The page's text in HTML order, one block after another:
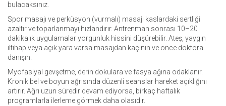
bulacaksınız.
Spor masajı ve perküsyon (vurmalı) masajı kaslardaki sertliği
azaltır ve toparlanmayı hızlandırır. Antrenman sonrası 10–20
dakikalık uygulamalar yorgunluk hissini düşürebilir. Ateş, yaygın
iltihap veya açık yara varsa masajdan kaçının ve önce doktora
danışın.
Myofasiyal gevşetme, derin dokulara ve fasya ağına odaklanır.
Kronik bel ve boyun ağrısında düzenli seanslar hareket açıklığını
artırır. Ağrı uzun süredir devam ediyorsa, birkaç haftalık
programlarla ilerleme görmek daha olasıdır.